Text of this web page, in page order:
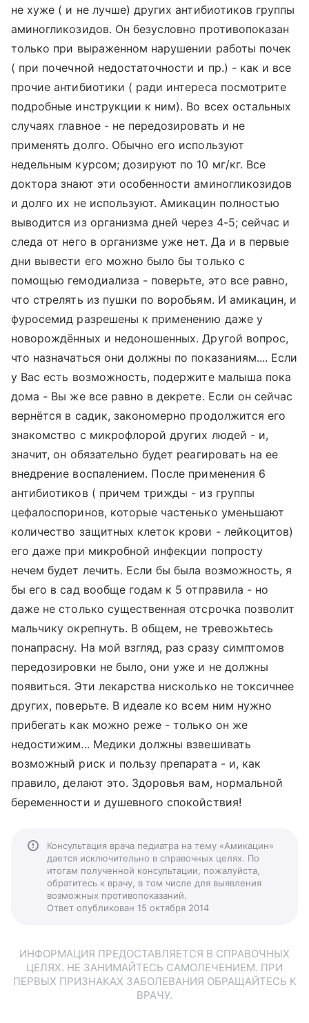
не хуже ( и не лучше) других антибиотиков группы
аминогликозидов. Он безусловно противопоказан
только при выраженном нарушении работы почек
( при почечной недостаточности и пр.) - как и все
прочие антибиотики ( ради интереса посмотрите
подробные инструкции к ним). Во всех остальных
случаях главное - не передозировать и не
применять долго. Обычно его используют
недельным курсом; дозируют по 10 мг/кг. Все
доктора знают эти особенности аминогликозидов
и долго их не используют. Амикацин полностью
выводится из организма дней через 4-5; сейчас и
следа от него в организме уже нет. Да и в первые
дни вывести его можно было бы только с
помощью гемодиализа - поверьте, это все равно,
что стрелять из пушки по воробьям. И амикацин, и
фуросемид разрешены к применению даже у
новорождённых и недоношенных. Другой вопрос,
что назначаться они должны по показаниям.... Если
у Вас есть возможность, подержите малыша пока
дома - Вы же все равно в декрете. Если он сейчас
вернётся в садик, закономерно продолжится его
знакомство с микрофлорой других людей - и,
значит, он обязательно будет реагировать на ее
внедрение воспалением. После применения 6
антибиотиков ( причем трижды - из группы
цефалоспоринов, которые частенько уменьшают
количество защитных клеток крови - лейкоцитов)
его даже при микробной инфекции попросту
нечем будет лечить. Если бы была возможность, я
бы его в сад вообще годам к 5 отправила - но
даже не столько существенная отсрочка позволит
мальчику окрепнуть. В общем, не тревожьтесь
понапрасну. На мой взгляд, раз сразу симптомов
передозировки не было, они уже и не должны
появиться. Эти лекарства нисколько не токсичнее
других, поверьте. В идеале ко всем ним нужно
прибегать как можно реже - только он же
недостижим... Медики должны взвешивать
возможный риск и пользу препарата - и, как
правило, делают это. Здоровья вам, нормальной
беременности и душевного спокойствия!
Консультация врача педиатра на тему «Амикацин»
дается исключительно в справочных целях. По
итогам полученной консультации, пожалуйста,
обратитесь к врачу, в том числе для выявления
возможных противопоказаний.
Ответ опубликован 15 октября 2014
ИНФОРМАЦИЯ ПРЕДОСТАВЛЯЕТСЯ В СПРАВОЧНЫХ
ЦЕЛЯХ. НЕ ЗАНИМАЙТЕСЬ САМОЛЕЧЕНИЕМ. ПРИ
ПЕРВЫХ ПРИЗНАКАХ ЗАБОЛЕВАНИЯ ОБРАЩАЙТЕСЬ К
ВРАЧУ.